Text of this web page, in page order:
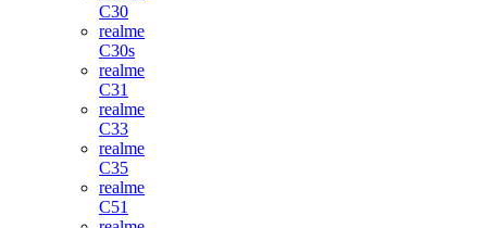
C30
realme
C30s
realme
C31
realme
C33
realme
C35
realme
C51